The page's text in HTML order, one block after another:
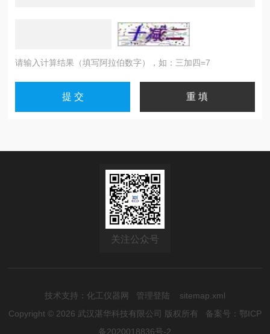
请输入计算结果（填写阿拉伯数字），如：三加四=7
关注公众号
技术支持： 化工仪器网 管理登陆
sitemap.xml
Copyright © 2026 武汉湛华科技有限公司 版权所有 备案号：鄂ICP
备2020018836号-2